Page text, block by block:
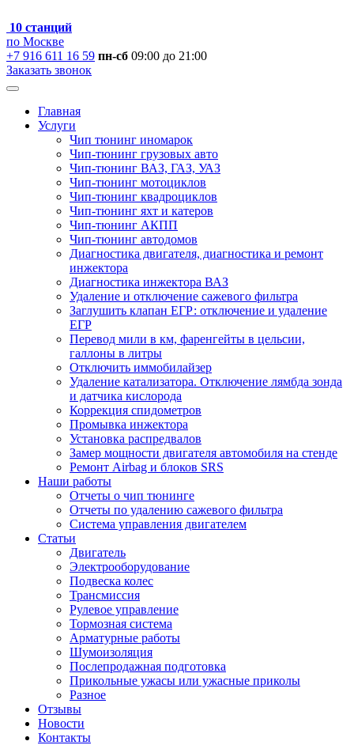
10 станций
по Москве
+7 916 611 16 59 пн-сб 09:00 до 21:00
Заказать звонок
Главная
Услуги
Чип тюнинг иномарок
Чип-тюнинг грузовых авто
Чип-тюнинг ВАЗ, ГАЗ, УАЗ
Чип-тюнинг мотоциклов
Чип-тюнинг квадроциклов
Чип-тюнинг яхт и катеров
Чип-тюнинг АКПП
Чип-тюнинг автодомов
Диагностика двигателя, диагностика и ремонт
инжектора
Диагностика инжектора ВАЗ
Удаление и отключение сажевого фильтра
Заглушить клапан ЕГР: отключение и удаление
ЕГР
Перевод мили в км, фаренгейты в цельсии,
галлоны в литры
Отключить иммобилайзер
Удаление катализатора. Отключение лямбда зонда
и датчика кислорода
Коррекция спидометров
Промывка инжектора
Установка распредвалов
Замер мощности двигателя автомобиля на стенде
Ремонт Airbag и блоков SRS
Наши работы
Отчеты о чип тюнинге
Отчеты по удалению сажевого фильтра
Система управления двигателем
Статьи
Двигатель
Электрооборудование
Подвеска колес
Трансмиссия
Рулевое управление
Тормозная система
Арматурные работы
Шумоизоляция
Послепродажная подготовка
Прикольные ужасы или ужасные приколы
Разное
Отзывы
Новости
Контакты